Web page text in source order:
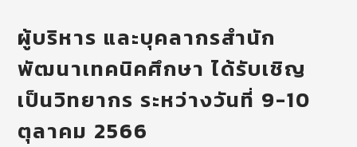
ผู้บริหาร และบุคลากรสำนัก
พัฒนาเทคนิคศึกษา ได้รับเชิญ
เป็นวิทยากร ระหว่างวันที่ 9-10
ตุลาคม 2566